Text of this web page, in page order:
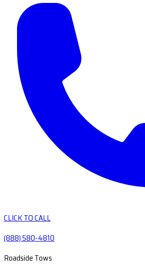
CLICK TO CALL
(888) 580-4810
Roadside Tows